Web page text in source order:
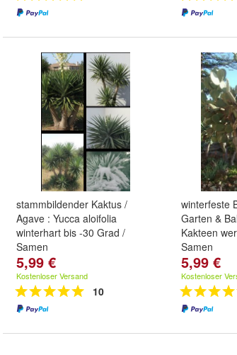
stammbildender Kaktus /
Agave : Yucca aloifolia
winterhart bis -30 Grad /
Samen
5,99 €
Kostenloser Versand
10
winterfeste
Garten &
Kakteen
Samen
5,99 €
Kostenloser